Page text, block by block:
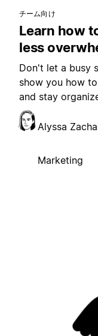
チーム向け
Learn how
less
Don't let a busy
show you how
and stay
Alyssa
Marketing